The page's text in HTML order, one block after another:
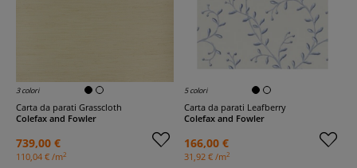
3 colori
Carta da parati Grasscloth
Colefax and Fowler
739,00 €
110,04 € /m2
5 colori
Carta da parati Leafberry
Colefax and Fowler
166,00 €
31,92 € /m2